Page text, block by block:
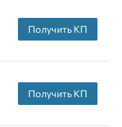
Получить КП
Получить КП